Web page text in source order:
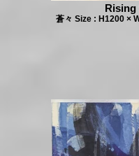
蒼々 Size : H1200 ×